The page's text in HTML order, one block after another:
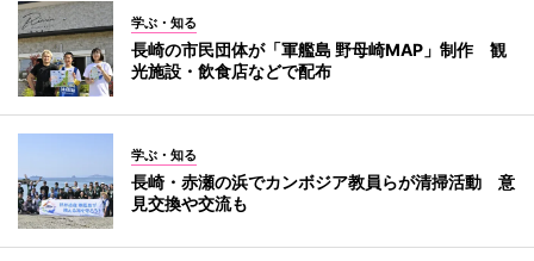
学ぶ・知る
長崎の市民団体が「軍艦島 野母崎MAP」制作 観
光施設・飲食店などで配布
学ぶ・知る
長崎・赤瀬の浜でカンボジア教員らが清掃活動 意
見交換や交流も